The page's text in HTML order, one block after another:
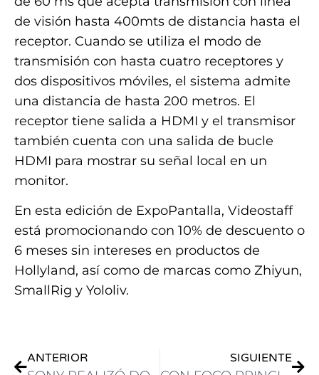
de visión hasta 400mts de distancia hasta el
receptor. Cuando se utiliza el modo de
transmisión con hasta cuatro receptores y
dos dispositivos móviles, el sistema admite
una distancia de hasta 200 metros. El
receptor tiene salida a HDMI y el transmisor
también cuenta con una salida de bucle
HDMI para mostrar su señal local en un
monitor.
En esta edición de ExpoPantalla, Videostaff
está promocionando con 10% de descuento o
6 meses sin intereses en productos de
Hollyland, así como de marcas como Zhiyun,
SmallRig y Yololiv.
ANTERIOR SIGUIENTE